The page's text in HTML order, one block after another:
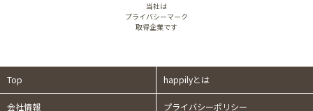
当社は
プライバシーマーク
取得企業です
Top happilyとは
会社情報 プライバシーポリシー